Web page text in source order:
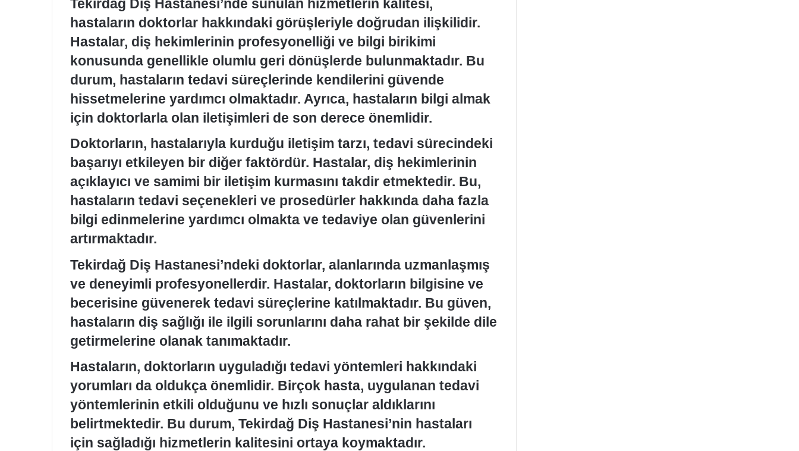
Tekirdağ Diş Hastanesi’nde sunulan hizmetlerin kalitesi,
hastaların doktorlar hakkındaki görüşleriyle doğrudan ilişkilidir.
Hastalar, diş hekimlerinin profesyonelliği ve bilgi birikimi
konusunda genellikle olumlu geri dönüşlerde bulunmaktadır. Bu
durum, hastaların tedavi süreçlerinde kendilerini güvende
hissetmelerine yardımcı olmaktadır. Ayrıca, hastaların bilgi almak
için doktorlarla olan iletişimleri de son derece önemlidir.
Doktorların, hastalarıyla kurduğu iletişim tarzı, tedavi sürecindeki
başarıyı etkileyen bir diğer faktördür. Hastalar, diş hekimlerinin
açıklayıcı ve samimi bir iletişim kurmasını takdir etmektedir. Bu,
hastaların tedavi seçenekleri ve prosedürler hakkında daha fazla
bilgi edinmelerine yardımcı olmakta ve tedaviye olan güvenlerini
artırmaktadır.
Tekirdağ Diş Hastanesi’ndeki doktorlar, alanlarında uzmanlaşmış
ve deneyimli profesyonellerdir. Hastalar, doktorların bilgisine ve
becerisine güvenerek tedavi süreçlerine katılmaktadır. Bu güven,
hastaların diş sağlığı ile ilgili sorunlarını daha rahat bir şekilde dile
getirmelerine olanak tanımaktadır.
Hastaların, doktorların uyguladığı tedavi yöntemleri hakkındaki
yorumları da oldukça önemlidir. Birçok hasta, uygulanan tedavi
yöntemlerinin etkili olduğunu ve hızlı sonuçlar aldıklarını
belirtmektedir. Bu durum, Tekirdağ Diş Hastanesi’nin hastaları
için sağladığı hizmetlerin kalitesini ortaya koymaktadır.